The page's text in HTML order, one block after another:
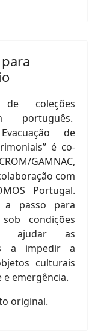
coleções
português.
de
é co-
GAMNAC,
com
Portugal.
a passo para
condições
ajudar as
a impedir a
culturais
emergência.
original.